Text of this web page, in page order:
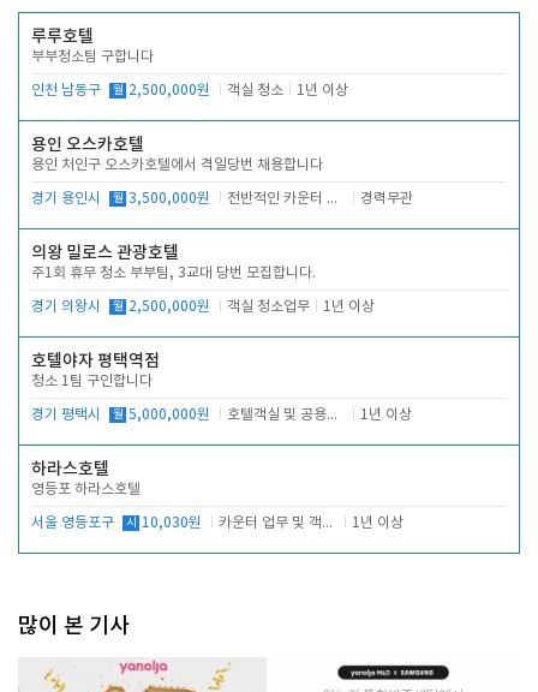
루루호텔
부부청소팀 구합니다
인천 남동구 월 2,500,000원 객실 청소 1년 이상
용인 오스카호텔
용인 처인구 오스카호텔에서 격일당번 채용합니다
경기 용인시 월 3,500,000원 전반적인 카운터 업무 경력무관
의왕 밀로스 관광호텔
주1회 휴무 청소 부부팀, 3교대 당번 모집합니다.
경기 의왕시 월 2,500,000원 객실 청소업무 1년 이상
호텔야자 평택역점
청소 1팀 구인합니다
경기 평택시 월 5,000,000원 호텔객실 및 공용시설 청소 관리 1년 이상
하라스호텔
영등포 하라스호텔
서울 영등포구 시 10,030원 카운터 업무 및 객실관리(청소상태 확인, 객실판매) 1년 이상
많이 본 기사